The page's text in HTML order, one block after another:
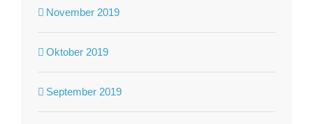
November 2019
Oktober 2019
September 2019